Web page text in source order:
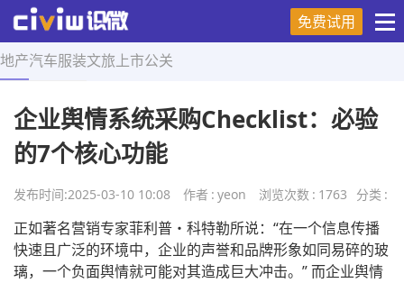
免费试用
地产汽车服装文旅 上市公关
首页 > 营销技巧 > 正文
企业舆情系统采购Checklist：必验
的7个核心功能
发布时间:2025-03-10 10:08 作者 : yeon 浏览次数 : 1763 分类 :
正如著名营销专家菲利普・科特勒所说：“在一个信息传播
快速且广泛的环境中，企业的声誉和品牌形象如同易碎的玻
璃，一个负面舆情就可能对其造成巨大冲击。” 而企业舆情